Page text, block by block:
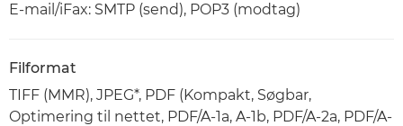
E-mail/iFax: SMTP (send), POP3 (modtag)
Filformat
TIFF (MMR), JPEG*, PDF (Kompakt, Søgbar,
Optimering til nettet, PDF/A-1a, A-1b, PDF/A-2a, PDF/A-